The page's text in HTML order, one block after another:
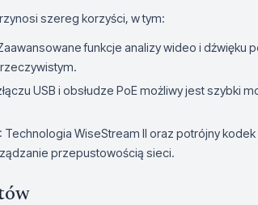
szereg korzyści, w tym:
funkcje analizy wideo i dźwięku
USB i obsłudze PoE możliwy jest szybki
: Technologia WiseStream II oraz potrójny
przepustowością sieci.